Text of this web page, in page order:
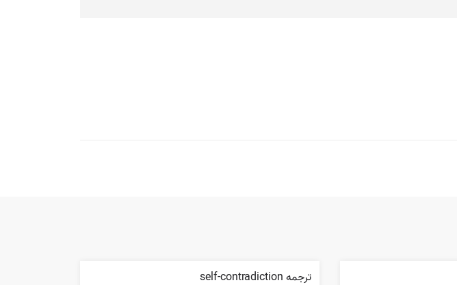
ترجمه self-contradiction